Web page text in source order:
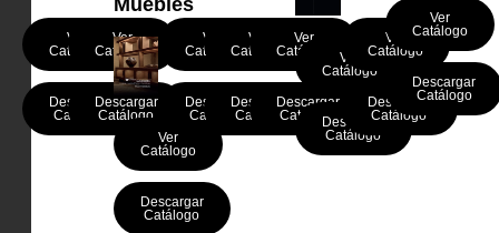
Ver
Catálogo
Descargar
Catálogo
Ver
Catálogo
Descargar
Catálogo
Ver
Catálogo
Descargar
Catálogo
Ver
Catálogo
Descargar
Catálogo
Ver
Catálogo
Descargar
Catálogo
Ver
Catálogo
Descargar
Catálogo
Ver
Catálogo
Descargar
Catálogo
Ver
Catálogo
Descargar
Catálogo
Ver
Catálogo
Descargar
Catálogo